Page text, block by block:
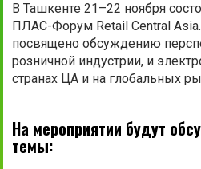
В Ташкенте 21–22 ноября
ПЛАС-Форум Retail Central
посвящено обсуждению
розничной индустрии, и
странах ЦА и на глобальных
На мероприятии будут
темы: